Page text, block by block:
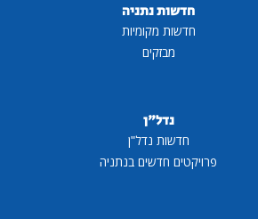
חדשות נתניה
חדשות מקומיות
מבזקים
נדל"ן
חדשות נדל"ן
פרויקטים חדשים בנתניה